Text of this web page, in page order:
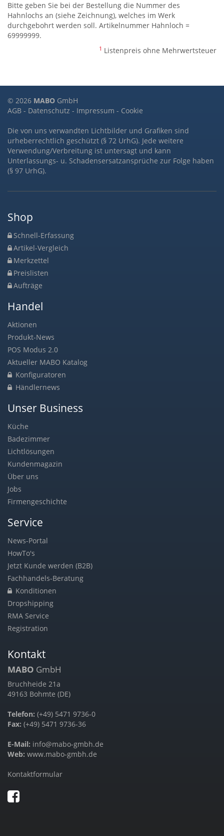
Bitte geben Sie bei der Bestellung die Nummer des
Hahnlochs an (siehe Zeichnung), welches im Werk
durchgebohrt werden soll. Artikelnummer Hahnloch =
69999999.
1 Listenpreis ohne Mehrwertsteuer
© 2026 MABO GmbH
AGB - Datenschutz - Impressum - Cookie
Die von uns verwandten Lichtbilder und Grafiken sind
urheberrechtlich geschützt (§ 72 UrhG). Jede weitere
Verwendung/Verbreitung ist untersagt und kann
Unterlassungs- u. Schadensersatzansprüche zur Folge haben
(§ 97 UrhG).
Shop
Schnell-Erfassung
Artikel-Vergleich
Merkzettel
Preislisten
Aufträge
Handel
Aktionen
Produkt-News
POS Modus 2.0
Aktueller MABO Katalog
Konfiguratoren
Händlernews
Unser Business
Küche
Badezimmer
Lichtlösungen
Kundenmagazin
Über uns
Jobs
Firmengeschichte
Service
News-Portal
HowTo's
Jetzt Kunde werden (B2B)
Fachhandels-Beratung
Konditionen
Dropshipping
RMA Service
Registration
Kontakt
MABO GmbH
Bruchheide 21a
49163 Bohmte (DE)
Telefon: (+49) 5471 9736-0
Fax: (+49) 5471 9736-36
E-Mail: info@mabo-gmbh.de
Web: www.mabo-gmbh.de
Kontaktformular